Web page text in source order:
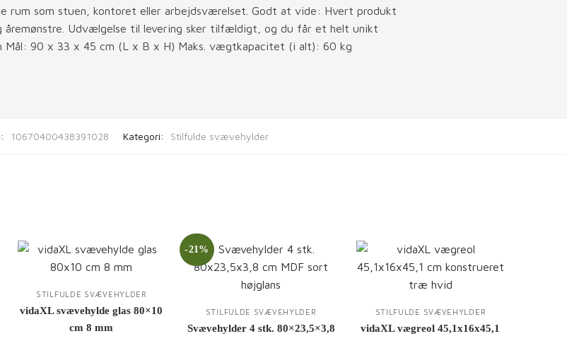
rum som stuen, kontoret eller arbejdsværelset. Godt at vide: Hvert produkt
Udvælgelse til levering sker tilfældigt, og du får et helt unikt
90 x 33 x 45 cm (L x B x H) Maks. vægtkapacitet (i alt): 60 kg
10670400438391028 Kategori: Stilfulde svævehylder
STILFULDE SVÆVEHYLDER
vidaXL svævehylde glas 80×10
cm 8 mm
-21%
STILFULDE SVÆVEHYLDER
Svævehylder 4 stk. 80×23,5×3,8
STILFULDE SVÆVEHYLDER
vidaXL vægreol 45,1x16x45,1